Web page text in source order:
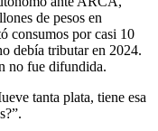
de pesos en
consumos por casi 10
debía tributar en 2024.
no fue difundida.
tanta plata, tiene esa